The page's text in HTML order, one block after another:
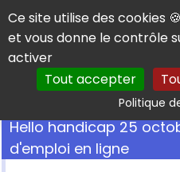
Panneau de gestion des
Ce site utilise des cookies 🍪
et vous donne le contrôle
activer
Tout accepter
Politique
Hello handicap 25
d'emploi en ligne